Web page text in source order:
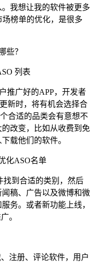
我想让我的软件被更多
榜单的优化，是很多
些？
列表
推广好的APP，开发者
新时，将有机会选择合
合适的品类会有意想不
改变，比如从收费到免
载他们的软件。
化ASO名单
找到合适的类别，然后
稿、广告以及微博和微
务。或者新功能上线，
。
注册、评论软件，用户